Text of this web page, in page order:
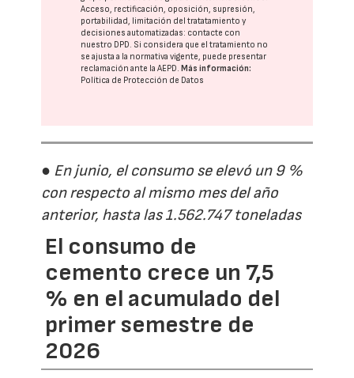
Acceso, rectificación, oposición, supresión,
portabilidad, limitación del tratatamiento y
decisiones automatizadas: contacte con
nuestro DPD. Si considera que el tratamiento no
se ajusta a la normativa vigente, puede presentar
reclamación ante laAEPD. Más información:
Política de Protección de Datos
● En junio, el consumo se elevó un 9 %
con respecto al mismo mes del año
anterior, hasta las 1.562.747 toneladas
El consumo de
cemento crece un 7,5
% en el acumulado del
primer semestre de
2026